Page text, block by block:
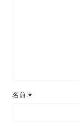
名前 ※